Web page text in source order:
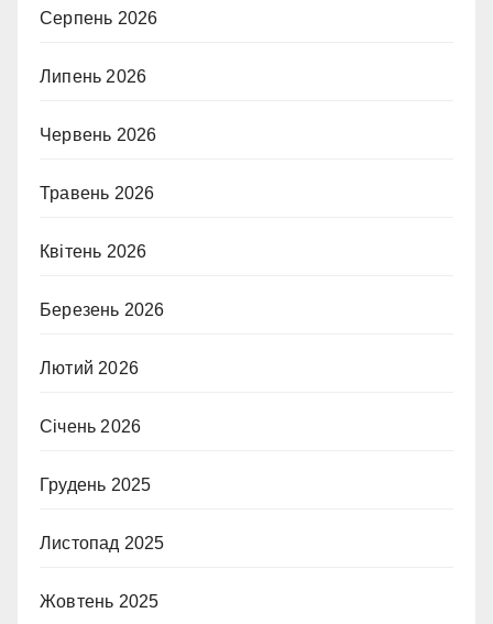
Серпень 2026
Липень 2026
Червень 2026
Травень 2026
Квітень 2026
Березень 2026
Лютий 2026
Січень 2026
Грудень 2025
Листопад 2025
Жовтень 2025